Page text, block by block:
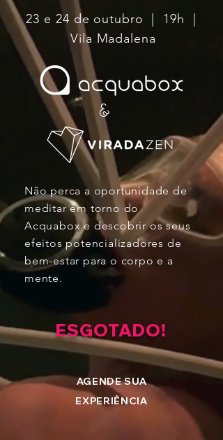
23 e 24 de outubro | 19h |
Vila Madalena
&
Não perca a oportunidade de
meditar em torno do
Acquabox e descobrir os seus
efeitos potencializadores de
bem-estar para o corpo e a
mente.
ESGOTADO!
AGENDE SUA
EXPERIÊNCIA